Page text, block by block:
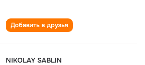
Добавить в друзья
NIKOLAY SABLIN